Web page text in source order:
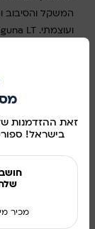
זאת ההזדמנות
בישראל!
מכיר
של דייגים
בחר אפשרות